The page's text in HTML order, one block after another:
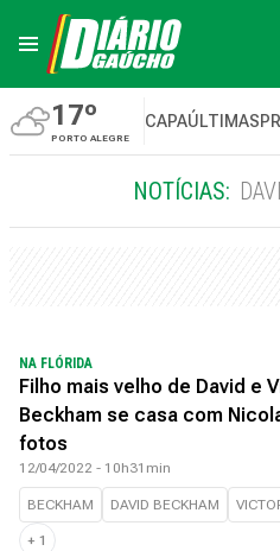
17º
PORTO ALEGRE
CAPAÚLTIMAS
NOTÍCIAS:
NA FLÓRIDA
Filho mais velho de David e
Beckham se casa com
fotos
12/04/2022 - 10h31min
BECKHAM DAVID BECKHAM
+ 1